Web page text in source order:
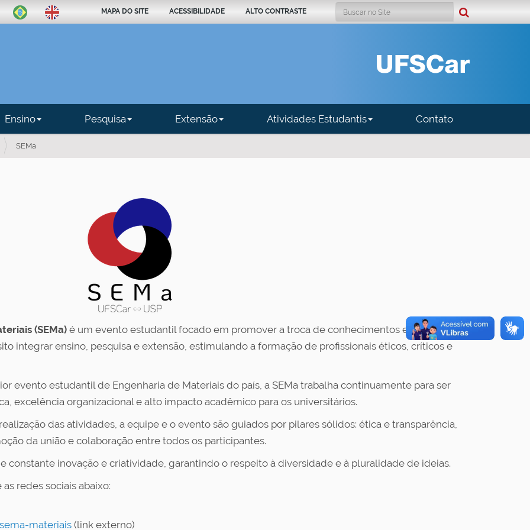
Busca
MAPA DO SITE ACESSIBILIDADE ALTO CONTRASTE
Ensino Pesquisa Extensão Atividades Estudantis Contato
SEMa
(SEMa) é um evento estudantil focado em promover a troca de conhecimentos e experiências
integrar ensino, pesquisa e extensão, estimulando a formação de profissionais éticos, críticos e
evento estudantil de Engenharia de Materiais do país, a SEMa trabalha continuamente para ser
excelência organizacional e alto impacto acadêmico para os universitários.
das atividades, a equipe e o evento são guiados por pilares sólidos: ética e transparência,
da união e colaboração entre todos os participantes.
constante inovação e criatividade, garantindo o respeito à diversidade e à pluralidade de ideias.
redes sociais abaixo:
sema-materiais (link externo)